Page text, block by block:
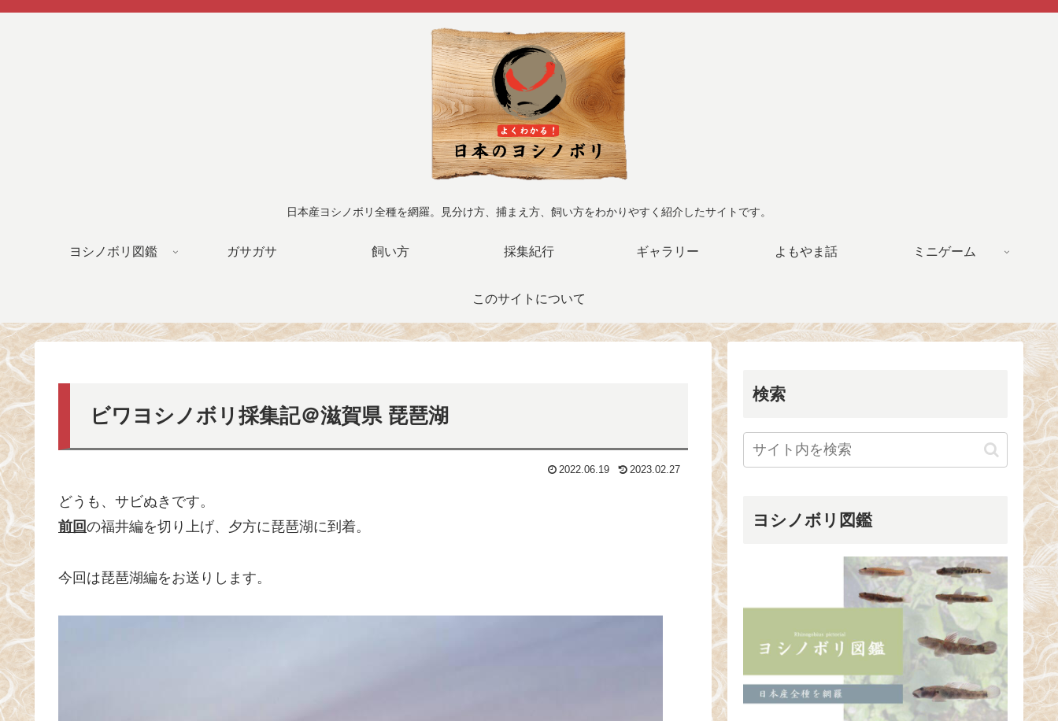
日本産ヨシノボリ全種を網羅。見分け方、捕まえ方、飼い方をわかりやすく紹介したサイトです。
ヨシノボリ図鑑 ガサガサ 飼い方 採集紀行 ギャラリー よもやま話 ミニゲーム
このサイトについて
ビワヨシノボリ採集記＠滋賀県 琵琶湖
2022.06.19 2023.02.27
どうも、サビぬきです。
前回の福井編を切り上げ、夕方に琵琶湖に到着。
今回は琵琶湖編をお送りします。
検索
ヨシノボリ図鑑